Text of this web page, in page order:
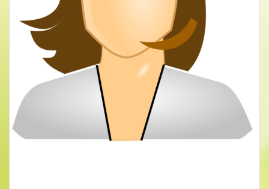
Lebensfreude und Leichtigkeit.
Ihre Spezialgebiete sind Verstrickungen im
Familiensystem sowie Glaubenssätze zu
erkennen und aufzulösen.